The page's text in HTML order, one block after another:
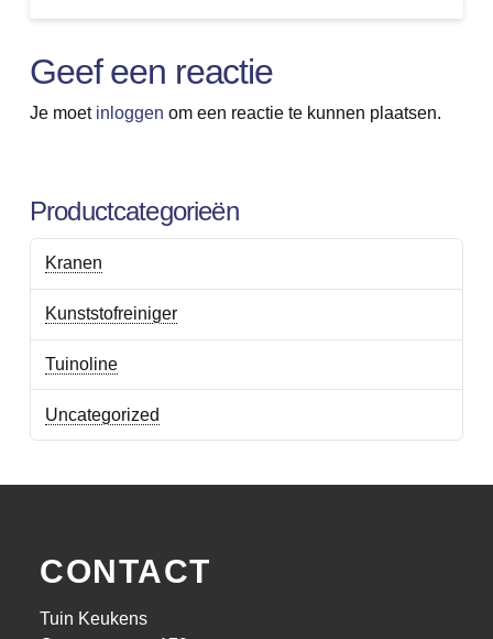
Geef een reactie
Je moet inloggen om een reactie te kunnen plaatsen.
Productcategorieën
Kranen
Kunststofreiniger
Tuinoline
Uncategorized
CONTACT
Tuin Keukens